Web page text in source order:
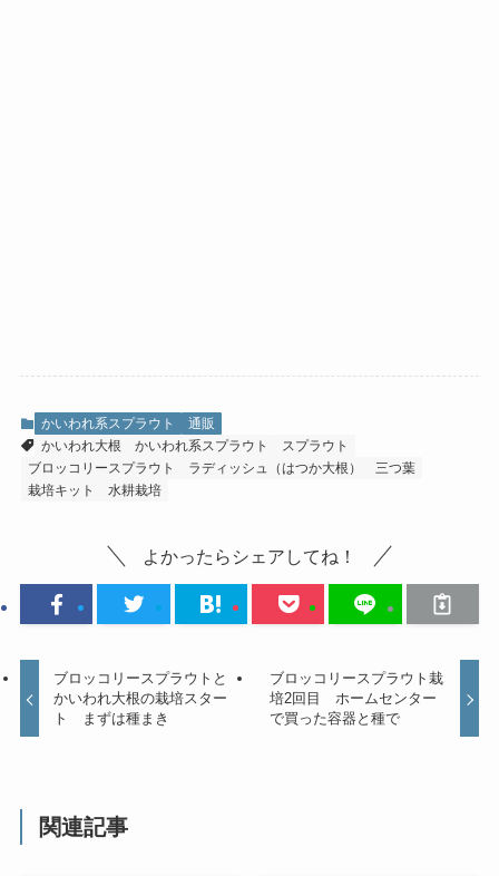
かいわれ系スプラウト
通販
かいわれ大根
かいわれ系スプラウト
スプラウト
ブロッコリースプラウト
ラディッシュ（はつか大根）
三つ葉
栽培キット
水耕栽培
よかったらシェアしてね！
ブロッコリースプラウトと
かいわれ大根の栽培スター
ト まずは種まき
ブロッコリースプラウト栽
培2回目 ホームセンター
で買った容器と種で
関連記事